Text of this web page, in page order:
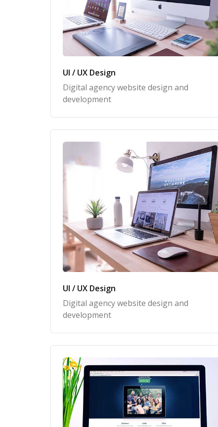
UI / UX Design
Digital agency website design and
development
UI / UX Design
Digital agency website design and
development